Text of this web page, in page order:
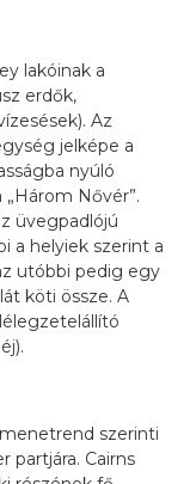
lakóinak a
erdők,
Az
jelképe a
nyúló
Nővér”.
üvegpadlójú
a helyiek szerint a
utóbbi pedig egy
köti össze. A
szerinti
partjára. Cairns